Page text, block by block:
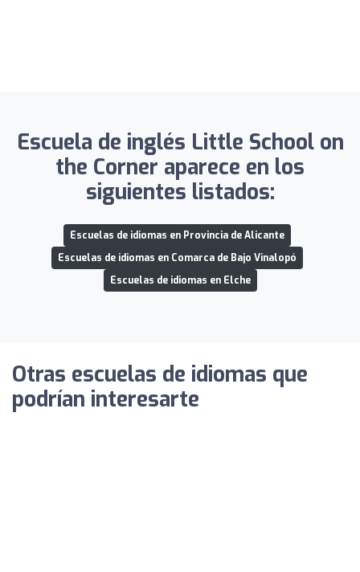
Escuela de inglés Little School on
the Corner aparece en los
siguientes listados:
Escuelas de idiomas en Provincia de Alicante
Escuelas de idiomas en Comarca de Bajo Vinalopó
Escuelas de idiomas en Elche
Otras escuelas de idiomas que
podrían interesarte